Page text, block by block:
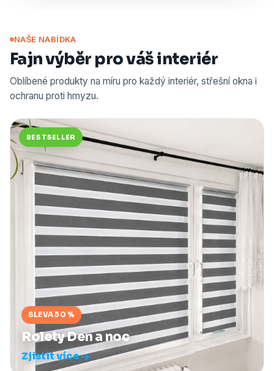
NAŠE NABÍDKA
Fajn výběr pro váš interiér
Oblíbené produkty na míru pro každý interiér, střešní okna i
ochranu proti hmyzu.
BESTSELLER
SLEVA 50 %
Rolety Den a noc
Zjistit více